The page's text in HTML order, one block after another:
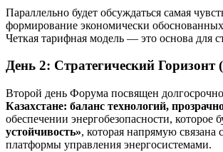
Параллельно будет обсуждаться самая
формирование экономически
Четкая тарифная модель — это основа для
День 2: Стратегический Горизонт
Второй день Форума посвящен
Казахстане: баланс технологий,
обеспечении энергобезопасности,
устойчивость», которая напрямую связана
платформы управления энергосистемами.